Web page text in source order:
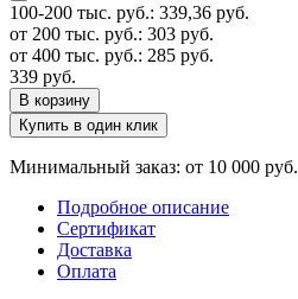
100-200 тыс. руб.: 339,36 руб.
от 200 тыс. руб.: 303 руб.
от 400 тыс. руб.: 285 руб.
339 руб.
В корзину
Купить в один клик
Минимальный заказ: от 10 000 руб.
Подробное описание
Сертификат
Доставка
Оплата